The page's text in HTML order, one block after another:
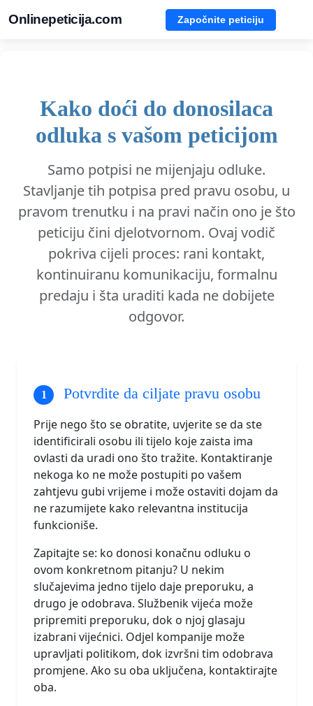
Onlinepeticija.com Započnite peticiju
Kako doći do donosilaca
odluka s vašom peticijom
Samo potpisi ne mijenjaju odluke.
Stavljanje tih potpisa pred pravu osobu, u
pravom trenutku i na pravi način ono je što
peticiju čini djelotvornom. Ovaj vodič
pokriva cijeli proces: rani kontakt,
kontinuiranu komunikaciju, formalnu
predaju i šta uraditi kada ne dobijete
odgovor.
Potvrdite da ciljate pravu osobu
Prije nego što se obratite, uvjerite se da ste
identificirali osobu ili tijelo koje zaista ima
ovlasti da uradi ono što tražite. Kontaktiranje
nekoga ko ne može postupiti po vašem
zahtjevu gubi vrijeme i može ostaviti dojam da
ne razumijete kako relevantna institucija
funkcioniše.
Zapitajte se: ko donosi konačnu odluku o
ovom konkretnom pitanju? U nekim
slučajevima jedno tijelo daje preporuku, a
drugo je odobrava. Službenik vijeća može
pripremiti preporuku, dok o njoj glasaju
izabrani vijećnici. Odjel kompanije može
upravljati politikom, dok izvršni tim odobrava
promjene. Ako su oba uključena, kontaktirajte
oba.